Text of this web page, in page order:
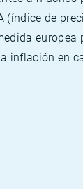
de
inflación en